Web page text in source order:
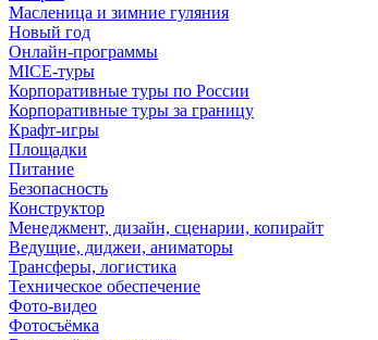
Масленица и зимние гуляния
Новый год
Онлайн-программы
MICE‑туры
Корпоративные туры по России
Корпоративные туры за границу
Крафт-игры
Площадки
Питание
Безопасность
Конструктор
Менеджмент, дизайн, сценарии, копирайт
Ведущие, диджеи, аниматоры
Трансферы, логистика
Техническое обеспечение
Фото-видео
Фотосъёмка